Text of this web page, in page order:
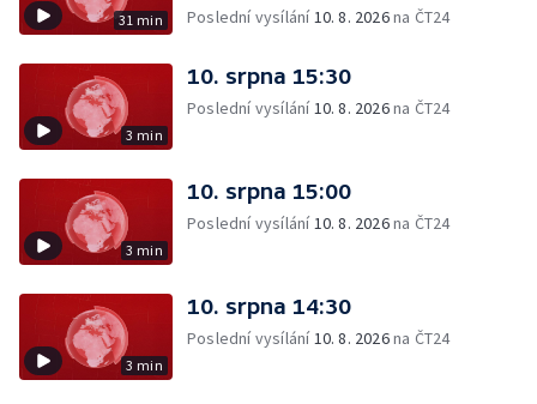
31 min
Poslední vysílání10. 8. 2026na ČT24
3 min
10. srpna 15:30
Poslední vysílání10. 8. 2026na ČT24
3 min
10. srpna 15:00
Poslední vysílání10. 8. 2026na ČT24
3 min
10. srpna 14:30
Poslední vysílání10. 8. 2026na ČT24